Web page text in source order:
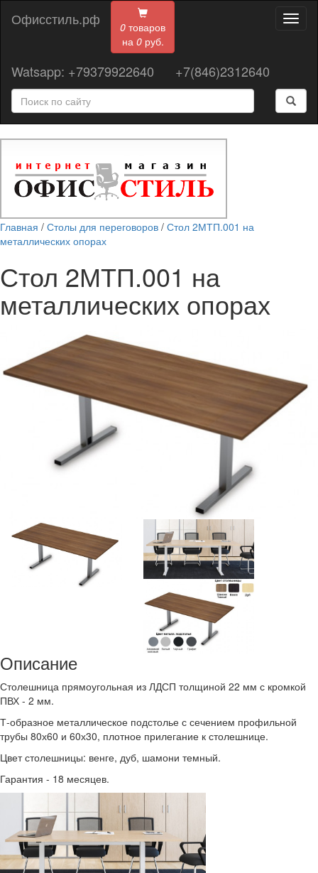
0 товаров
на 0руб.
Офисстиль.рф
Watsapp: +79379922640 +7(846)2312640
Главная / Столы для переговоров / Стол 2МТП.001 на
металлических опорах
Стол 2МТП.001 на
металлических опорах
Описание
Столешница прямоугольная из ЛДСП толщиной 22 мм с кромкой
ПВХ - 2 мм.
Т-образное металлическое подстолье с сечением профильной
трубы 80х60 и 60х30, плотное прилегание к столешнице.
Цвет столешницы: венге, дуб, шамони темный.
Гарантия - 18 месяцев.